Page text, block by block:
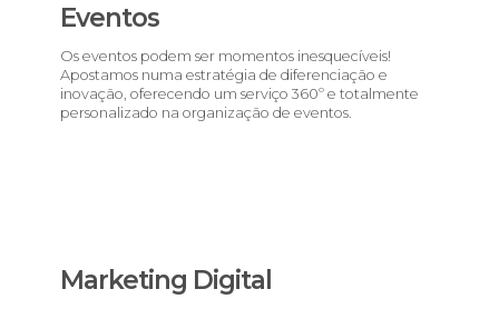
Eventos
Os eventos podem ser momentos inesquecíveis!
Apostamos numa estratégia de diferenciação e
inovação, oferecendo um serviço 360º e totalmente
personalizado na organização de eventos.
Marketing Digital